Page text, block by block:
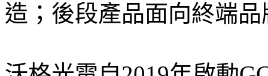
造；後段產品面向終端